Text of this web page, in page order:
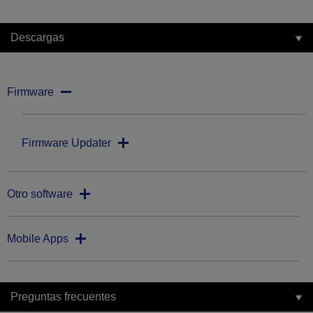
Descargas
Firmware
Firmware Updater
Otro software
Mobile Apps
Preguntas frecuentes